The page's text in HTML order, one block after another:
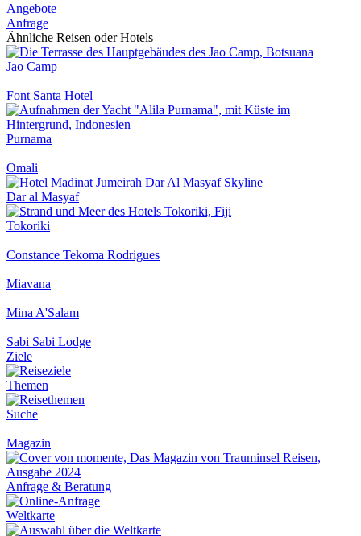
Angebote
Anfrage
Ähnliche Reisen oder Hotels
Jao Camp
Font Santa Hotel
Purnama
Omali
Dar al Masyaf
Tokoriki
Constance Tekoma Rodrigues
Miavana
Mina A'Salam
Sabi Sabi Lodge
Ziele
Themen
Suche
Magazin
Anfrage & Beratung
Weltkarte